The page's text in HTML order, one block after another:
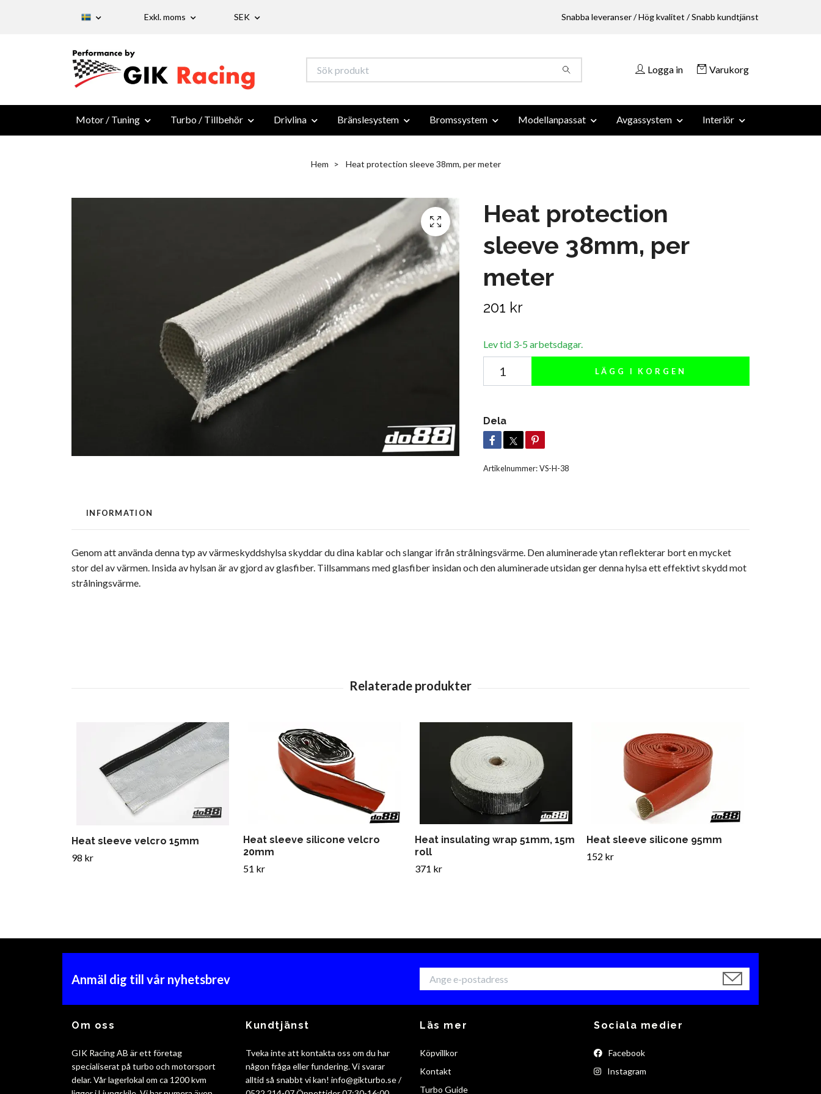
Exkl. moms SEK Snabba leveranser / Hög kvalitet / Snabb kundtjänst
Logga in Varukorg
Motor / Tuning Turbo / Tillbehör Drivlina Bränslesystem Bromssystem Modellanpassat Avgassystem Interiör
Hem Heat protection sleeve 38mm, per meter
Heat protection
sleeve 38mm, per
meter
201 kr
Lev tid 3-5 arbetsdagar.
LÄGG I KORGEN
Dela
Artikelnummer:VS-H-38
INFORMATION
Genom att använda denna typ av värmeskyddshylsa skyddar du dina kablar och slangar ifrån strålningsvärme. Den aluminerade ytan reflekterar bort en mycket
stor del av värmen. Insida av hylsan är av gjord av glasfiber. Tillsammans med glasfiber insidan och den aluminerade utsidan ger denna hylsa ett effektivt skydd mot
strålningsvärme.
Heat sleeve velcro 15mm
98 kr
Heat sleeve silicone velcro
20mm
51 kr
Heat insulating wrap 51mm, 15m
roll
371 kr
Heat sleeve silicone 95mm
152 kr
Anmäl dig till vår nyhetsbrev
Om oss
GIK Racing AB är ett företag
specialiserat på turbo och motorsport
delar. Vår lagerlokal om ca 1200 kvm
Kundtjänst
Tveka inte att kontakta oss om du har
någon fråga eller fundering. Vi svarar
alltid så snabbt vi kan! info@gikturbo.se/
Läs mer
Köpvillkor
Kontakt
Turbo Guide
Sociala medier
Facebook
Instagram